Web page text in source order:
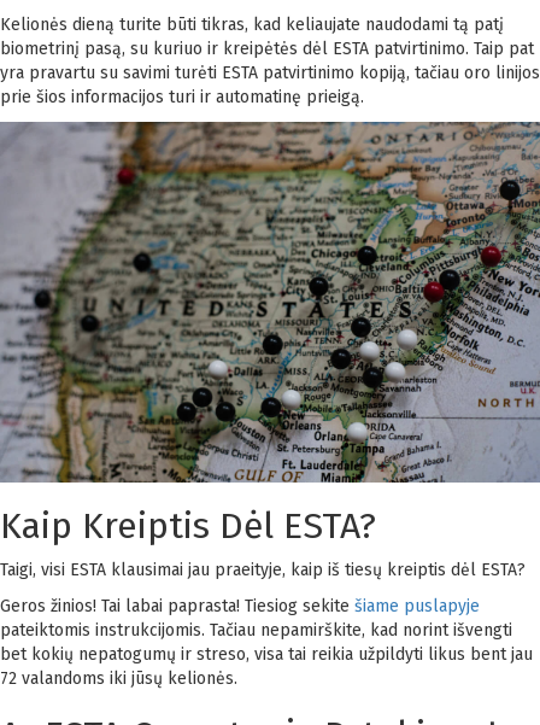
Kelionės dieną turite būti tikras, kad keliaujate naudodami tą patį
biometrinį pasą, su kuriuo ir kreipėtės dėl ESTA patvirtinimo. Taip pat
yra pravartu su savimi turėti ESTA patvirtinimo kopiją, tačiau oro linijos
prie šios informacijos turi ir automatinę prieigą.
Kaip Kreiptis Dėl ESTA?
Taigi, visi ESTA klausimai jau praeityje, kaip iš tiesų kreiptis dėl ESTA?
Geros žinios! Tai labai paprasta! Tiesiog sekite šiame puslapyje
pateiktomis instrukcijomis. Tačiau nepamirškite, kad norint išvengti
bet kokių nepatogumų ir streso, visa tai reikia užpildyti likus bent jau
72 valandoms iki jūsų kelionės.